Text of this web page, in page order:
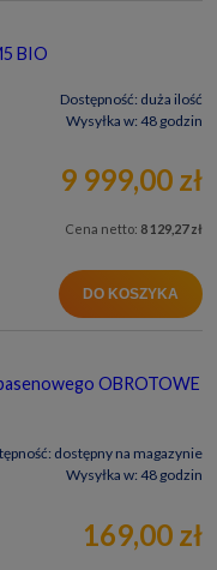
BIO
Dostępność: duża ilość
Wysyłka w: 48 godzin
9 999,00 zł
Cena netto: 8 129,27 zł
DO KOSZYKA
OBROTOWE
dostępny na magazynie
Wysyłka w: 48 godzin
169,00 zł